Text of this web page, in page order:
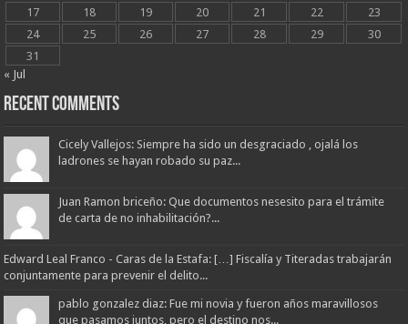
17
18 19 20 21 22
23
24
25 26 27 28 29
30
31
« Jul
Recent Comments
Cicely Vallejos: Siempre ha sido un desgraciado , ojalá los
ladrones se hayan robado su paz...
Juan Ramon briceño: Que documentos nesesito para el trámite
de carta de no inhabilitación?...
Edward Leal Franco - Caras de la Estafa: […] Fiscalía y Titeradas trabajarán
conjuntamente para prevenir el delito...
pablo gonzalez diaz: Fue mi novia y fueron años maravillosos
que pasamos juntos, pero el destino nos...